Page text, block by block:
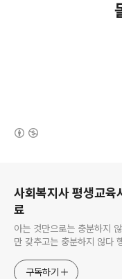
사회복지사 평생교육
료
아는 것만으로는 충분하지
만 갖추고는 충분하지 않다
구독하기